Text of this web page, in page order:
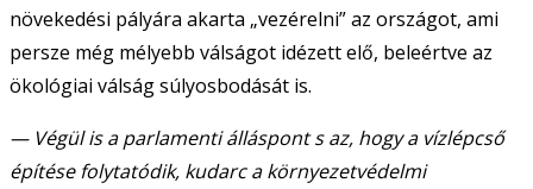
növekedési pályára akarta „vezérelni” az országot, ami
persze még mélyebb válságot idézett elő, beleértve az
ökológiai válság súlyosbodását is.
— Végül is a parlamenti álláspont s az, hogy a vízlépcső
építése folytatódik, kudarc a környezetvédelmi